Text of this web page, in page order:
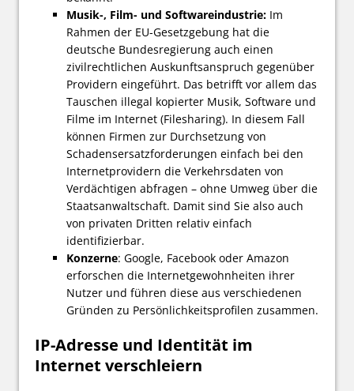
Musik-, Film- und Softwareindustrie: Im
Rahmen der EU-Gesetzgebung hat die
deutsche Bundesregierung auch einen
zivilrechtlichen Auskunftsanspruch gegenüber
Providern eingeführt. Das betrifft vor allem das
Tauschen illegal kopierter Musik, Software und
Filme im Internet (Filesharing). In diesem Fall
können Firmen zur Durchsetzung von
Schadensersatzforderungen einfach bei den
Internetprovidern die Verkehrsdaten von
Verdächtigen abfragen – ohne Umweg über die
Staatsanwaltschaft. Damit sind Sie also auch
von privaten Dritten relativ einfach
identifizierbar.
Konzerne: Google, Facebook oder Amazon
erforschen die Internetgewohnheiten ihrer
Nutzer und führen diese aus verschiedenen
Gründen zu Persönlichkeitsprofilen zusammen.
IP-Adresse und Identität im
Internet verschleiern